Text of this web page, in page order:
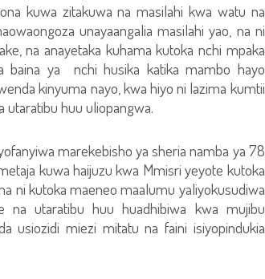
kuwa zitakuwa na masilahi kwa watu na
unayaangalia masilahi yao, na ni
na anayetaka kuhama kutoka nchi mpaka
baina ya nchi husika katika mambo hayo
kinyuma nayo, kwa hiyo ni lazima kumtii
utaratibu huu uliopangwa.
marekebisho ya sheria namba ya 78
kuwa haijuzu kwa Mmisri yeyote kutoka
ni kutoka maeneo maalumu yaliyokusudiwa
na utaratibu huu huadhibiwa kwa mujibu
usiozidi miezi mitatu na faini isiyopindukia